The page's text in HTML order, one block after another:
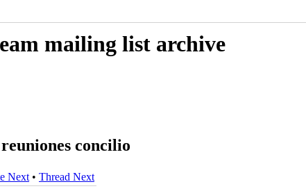
mailing list archive
concilio
Next • Thread Next